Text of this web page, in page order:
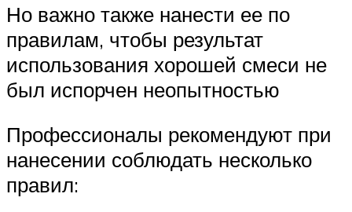
Но важно также нанести ее по
правилам, чтобы результат
использования хорошей смеси не
был испорчен неопытностью
Профессионалы рекомендуют при
нанесении соблюдать несколько
правил: